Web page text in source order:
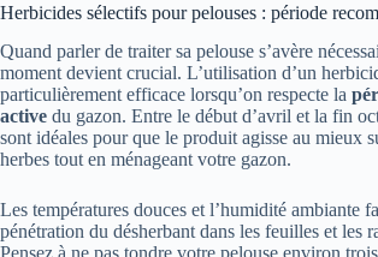
Herbicides sélectifs pour pelouses : période
Quand parler de traiter sa pelouse s’avère
moment devient crucial. L’utilisation d’un
particulièrement efficace lorsqu’on respecte la
active du gazon. Entre le début d’avril et la fin
sont idéales pour que le produit agisse au mieux
herbes tout en ménageant votre gazon.
Les températures douces et l’humidité ambiante
pénétration du désherbant dans les feuilles et les